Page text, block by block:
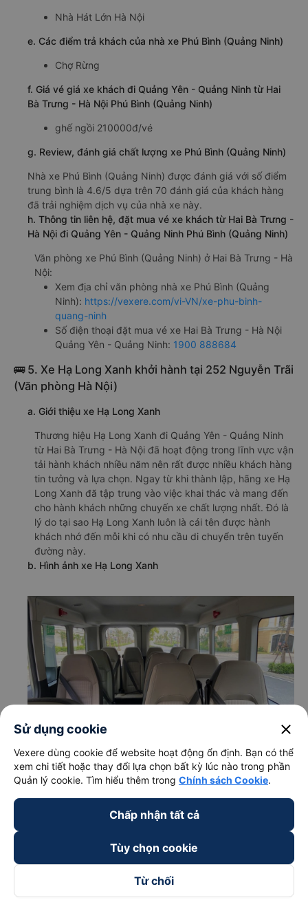
Nhà Hát Lớn Hà Nội
e. Các điểm trả khách của nhà xe Phú Bình (Quảng Ninh)
Chợ Rừng
f. Giá vé giá xe khách đi Quảng Yên - Quảng Ninh từ Hai
Bà Trưng - Hà Nội Phú Bình (Quảng Ninh)
ghế ngồi 210000đ/vé
g. Review, đánh giá chất lượng xe Phú Bình (Quảng Ninh)
Nhà xe Phú Bình (Quảng Ninh) được đánh giá với số điểm
trung bình là 4.6/5 dựa trên 70 đánh giá của khách hàng
đã trải nghiệm dịch vụ của nhà xe này.
h. Thông tin liên hệ, đặt mua vé xe khách từ Hai Bà Trưng -
Hà Nội đi Quảng Yên - Quảng Ninh Phú Bình (Quảng Ninh)
Văn phòng xe Phú Bình (Quảng Ninh) ở Hai Bà Trưng - Hà
Nội:
Xem địa chỉ văn phòng nhà xe Phú Bình (Quảng
Ninh): https://vexere.com/vi-VN/xe-phu-binh-
quang-ninh
Số điện thoại đặt mua vé xe Hai Bà Trưng - Hà Nội
Quảng Yên - Quảng Ninh: 1900 888684
🚌 5. Xe Hạ Long Xanh khởi hành tại 252 Nguyễn Trãi
(Văn phòng Hà Nội)
a. Giới thiệu xe Hạ Long Xanh
Thương hiệu Hạ Long Xanh đi Quảng Yên - Quảng Ninh
từ Hai Bà Trưng - Hà Nội đã hoạt động trong lĩnh vực vận
tải hành khách nhiều năm nên rất được nhiều khách hàng
tin tưởng và lựa chọn. Ngay từ khi thành lập, hãng xe Hạ
Long Xanh đã tập trung vào việc khai thác và mang đến
cho hành khách những chuyến xe chất lượng nhất. Đó là
lý do tại sao Hạ Long Xanh luôn là cái tên được hành
khách nhớ đến mỗi khi có nhu cầu di chuyển trên tuyến
đường này.
b. Hình ảnh xe Hạ Long Xanh
c. Lộ trình, giờ khởi hành và giờ kết thúc của xe khách Hạ
Giờ xuất phát ở Hai Bà Trưng - Hà Nội: 07:00, 08:00,
Giờ đến nơi ở Quảng Yên - Quảng Ninh: 10:00, 11:00,
Sử dụng cookie close
Vexere dùng cookie để website hoạt động ổn định. Bạn có thể
xem chi tiết hoặc thay đổi lựa chọn bất kỳ lúc nào trong phần
Quản lý cookie. Tìm hiểu thêm trong Chính sách Cookie.
Chấp nhận tất cả
Tùy chọn cookie
Từ chối